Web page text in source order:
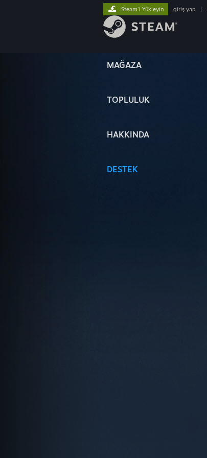
MAĞAZA
TOPLULUK
HAKKINDA
DESTEK
Steam'i Yükleyin giriş yap